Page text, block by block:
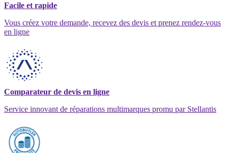
Facile et rapide
Vous créez votre demande, recevez des devis et prenez rendez-vous
en ligne
Comparateur de devis en ligne
Service innovant de réparations multimarques promu par Stellantis